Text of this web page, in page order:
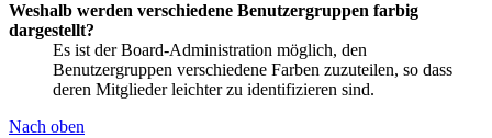
Weshalb werden verschiedene Benutzergruppen farbig
dargestellt?
Es ist der Board-Administration möglich, den
Benutzergruppen verschiedene Farben zuzuteilen, so dass
deren Mitglieder leichter zu identifizieren sind.
Nach oben